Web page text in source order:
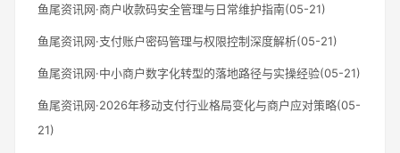
鱼尾资讯网·商户收款码安全管理与日常维护指南(05-21)
鱼尾资讯网·支付账户密码管理与权限控制深度解析(05-21)
鱼尾资讯网·中小商户数字化转型的落地路径与实操经验(05-21)
鱼尾资讯网·2026年移动支付行业格局变化与商户应对策略(05-
21)